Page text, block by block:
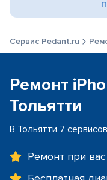
Сервис Pedant.ru
Ремонт
Тольятти
В Тольятти 7
Ремонт при